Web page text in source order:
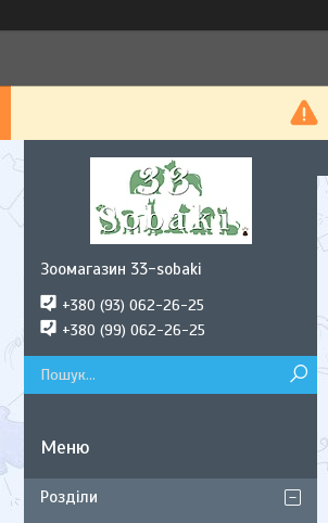
Зоомагазин 33-sobaki
+380 (93) 062-26-25
+380 (99) 062-26-25
Розділи